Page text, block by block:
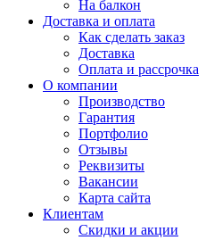
На балкон
Доставка и оплата
Как сделать заказ
Доставка
Оплата и рассрочка
О компании
Производство
Гарантия
Портфолио
Отзывы
Реквизиты
Вакансии
Карта сайта
Клиентам
Скидки и акции